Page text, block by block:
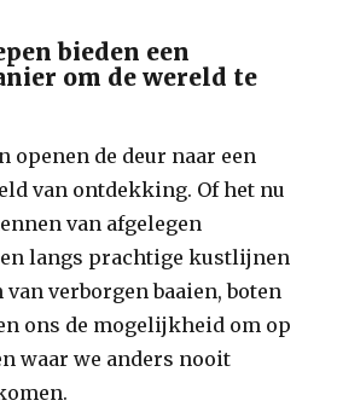
bieden een
om de wereld te
openen de deur naar een
van ontdekking. Of het nu
van afgelegen
langs prachtige kustlijnen
verborgen baaien, boten
ons de mogelijkheid om op
waar we anders nooit